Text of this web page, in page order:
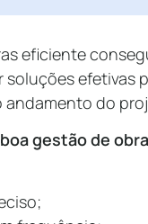
eficiente
efetivas
do
gestão de